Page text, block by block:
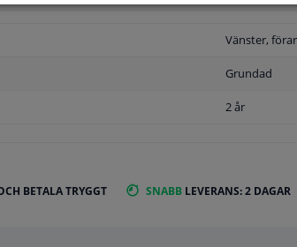
Vänster,
Grundad
2 år
BETALA TRYGGT SNABB LEVERANS: 2 DAGAR